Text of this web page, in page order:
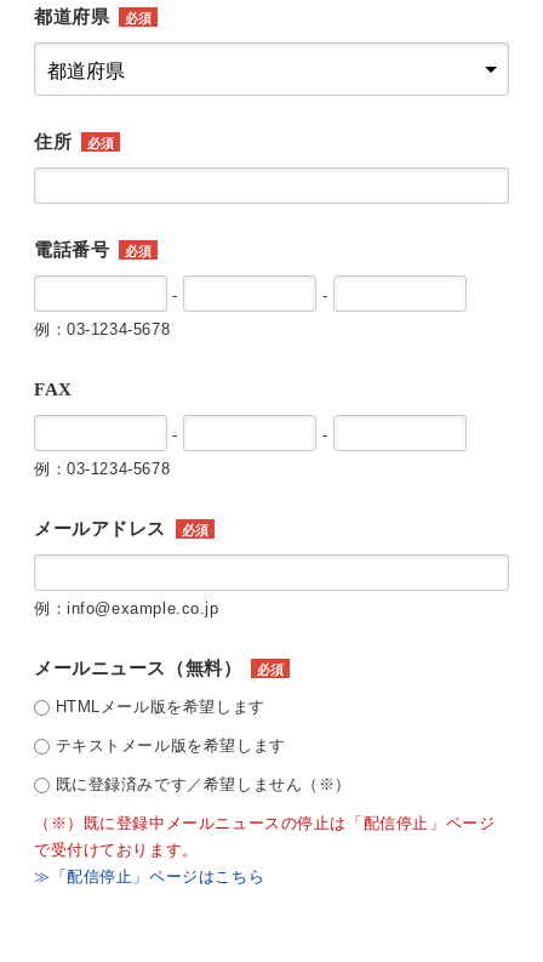
都道府県 必須
住所 必須
電話番号 必須
-
-
例：03-1234-5678
FAX
-
-
例：03-1234-5678
メールアドレス 必須
例：info@example.co.jp
メールニュース（無料） 必須
HTMLメール版を希望します
テキストメール版を希望します
既に登録済みです／希望しません（※）
（※）既に登録中メールニュースの停止は「配信停止」ページ
で受付けております。
≫「配信停止」ページはこちら